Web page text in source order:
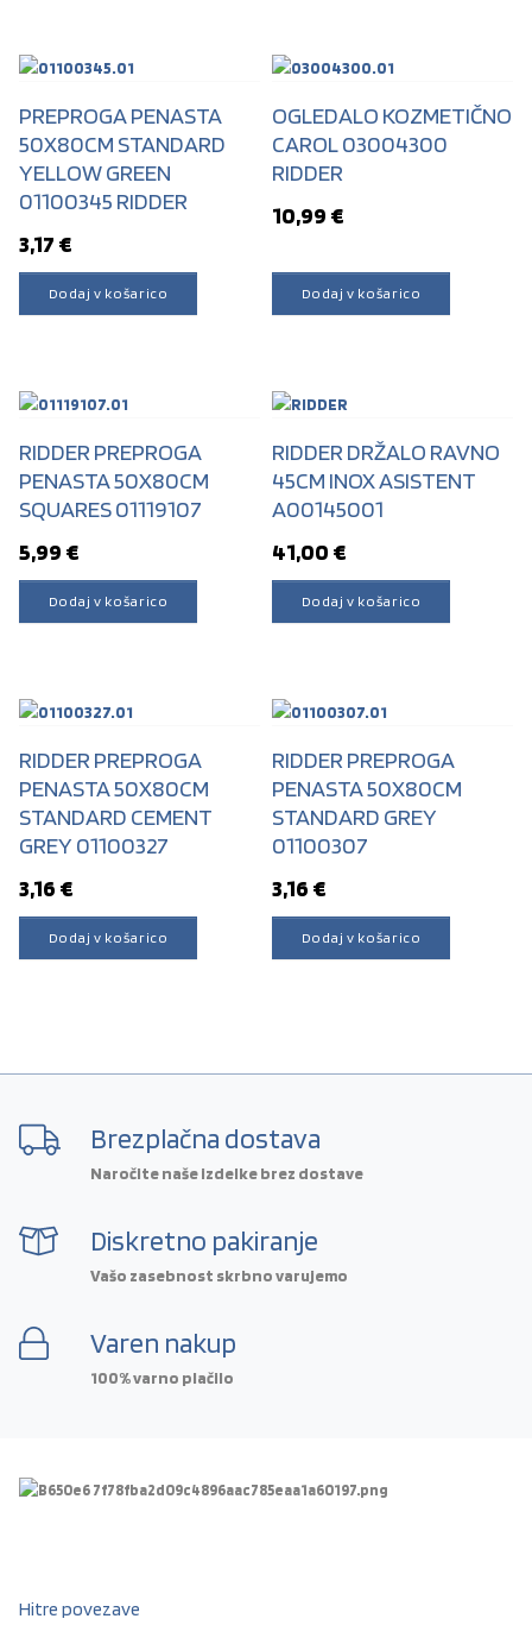
PREPROGA PENASTA
50X80CM STANDARD
YELLOW GREEN
01100345 RIDDER
3,17 €
Dodaj v košarico
OGLEDALO KOZMETIČNO
CAROL 03004300
RIDDER
10,99 €
Dodaj v košarico
RIDDER PREPROGA
PENASTA 50X80CM
SQUARES 01119107
5,99 €
Dodaj v košarico
RIDDER DRŽALO RAVNO
45CM INOX ASISTENT
A00145001
41,00 €
Dodaj v košarico
RIDDER PREPROGA
PENASTA 50X80CM
STANDARD CEMENT
GREY 01100327
3,16 €
Dodaj v košarico
RIDDER PREPROGA
PENASTA 50X80CM
STANDARD GREY
01100307
3,16 €
Dodaj v košarico
Brezplačna dostava
Naročite naše izdelke brez dostave
Diskretno pakiranje
Vašo zasebnost skrbno varujemo
Varen nakup
100% varno plačilo
Hitre povezave